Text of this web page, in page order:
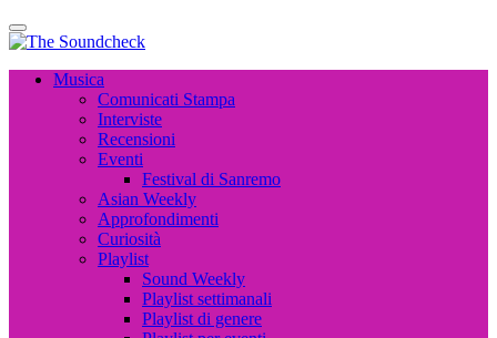
Musica, Cinema, Arte e Attualità, Interviste e News
Musica
Comunicati Stampa
Interviste
Recensioni
Eventi
Festival di Sanremo
Asian Weekly
Approfondimenti
Curiosità
Playlist
Sound Weekly
Playlist settimanali
Playlist di genere